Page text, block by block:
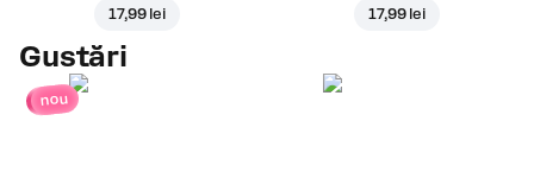
17,99 lei 17,99 lei
Gustări
nou